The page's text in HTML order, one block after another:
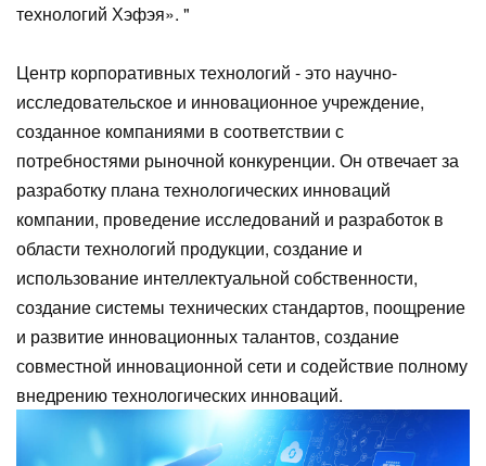
технологий Хэфэя». "
Центр корпоративных технологий - это научно-
исследовательское и инновационное учреждение,
созданное компаниями в соответствии с
потребностями рыночной конкуренции. Он отвечает за
разработку плана технологических инноваций
компании, проведение исследований и разработок в
области технологий продукции, создание и
использование интеллектуальной собственности,
создание системы технических стандартов, поощрение
и развитие инновационных талантов, создание
совместной инновационной сети и содействие полному
внедрению технологических инноваций.